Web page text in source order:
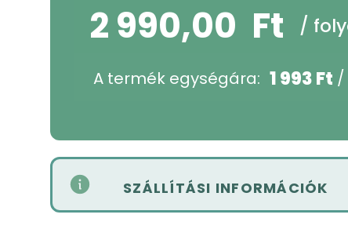
2 990,00 Ft /
A termék egységára: 1 993Ft /
SZÁLLÍTÁSI INFORMÁCIÓK